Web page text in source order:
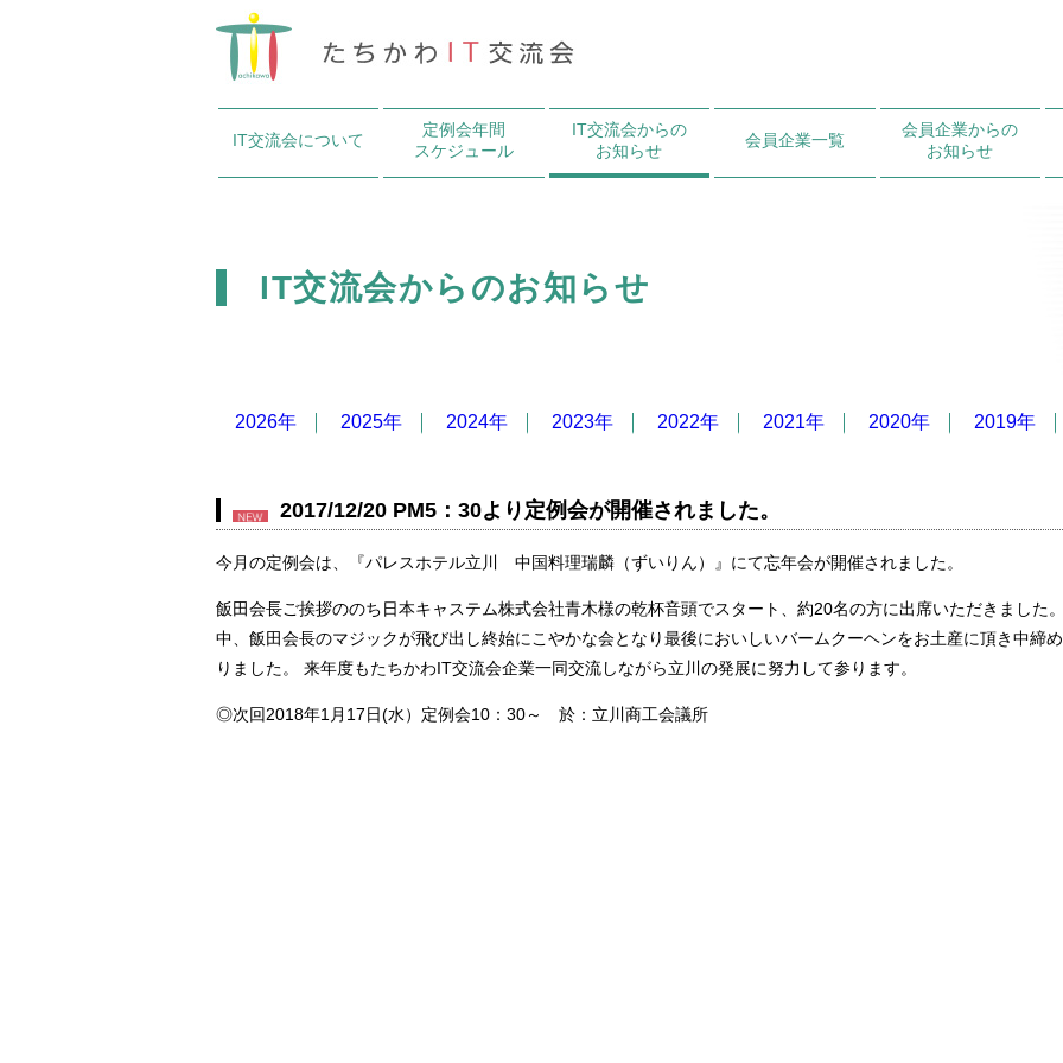
IT交流会について
定例会年間
スケジュール
IT交流会からの
お知らせ
会員企業一覧
会員企業からの
お知らせ
IT交流会からのお知らせ
2026年 2025年 2024年 2023年 2022年 2021年 2020年 2019年
2017/12/20 PM5：30より定例会が開催されました。
今月の定例会は、『パレスホテル立川 中国料理瑞麟（ずいりん）』にて忘年会が開催されました。
飯田会長ご挨拶ののち日本キャステム株式会社青木様の乾杯音頭でスタート、約20名の方に出席いただきました
中、飯田会長のマジックが飛び出し終始にこやかな会となり最後においしいバームクーヘンをお土産に頂き中締
りました。 来年度もたちかわIT交流会企業一同交流しながら立川の発展に努力して参ります。
◎次回2018年1月17日(水）定例会10：30～ 於：立川商工会議所